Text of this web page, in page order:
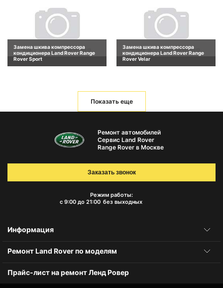
Замена шкива компрессора
кондиционера Land Rover Range
Rover Sport
Замена шкива компрессора
кондиционера Land Rover Range
Rover Velar
Показать еще
Ремонт автомобилей
Сервис Land Rover
Range Rover в Москве
Режим работы:
с 9:00 до 21:00 без выходных
Заказать звонок
Информация
Ремонт Land Rover по моделям
Прайс-лист на ремонт Ленд Ровер